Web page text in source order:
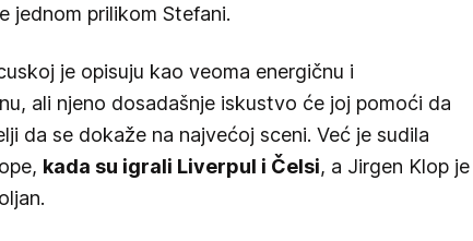
jednom prilikom Stefani.
je opisuju kao veoma energičnu i
ali njeno dosadašnje iskustvo će joj pomoći da
da se dokaže na najvećoj sceni. Već je sudila
kada su igrali Liverpul i Čelsi, a Jirgen Klop je